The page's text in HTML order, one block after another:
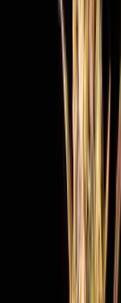
Live Rosin